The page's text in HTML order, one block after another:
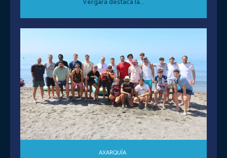
Vergara destaca la...
AXARQUÍA